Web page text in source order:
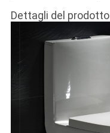
Dettagli del prodotto